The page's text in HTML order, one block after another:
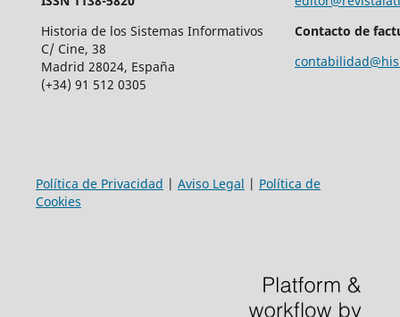
Historia de los Sistemas Informativos
C/ Cine, 38
Madrid 28024, España
(+34) 91 512 0305
Contacto de
Política de Privacidad | Aviso Legal | Política de
Cookies